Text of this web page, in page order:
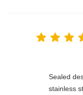
Sealed
stainless